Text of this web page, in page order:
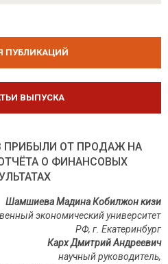
ПУБЛИКАЦИЙ
ВЫПУСКА
ПРИБЫЛИ ОТ ПРОДАЖ НА
О ФИНАНСОВЫХ
Шамшиева Мадина Кобилжон кизи
экономический университет
РФ, г. Екатеринбург
Карх Дмитрий Андреевич
научный руководитель,